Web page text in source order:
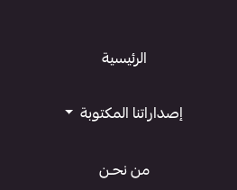
الرئيسية
إصداراتنا المكتوبة
من نحـن